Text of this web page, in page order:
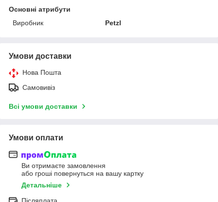
Основні атрибути
Виробник
Petzl
Умови доставки
Нова Пошта
Самовивіз
Всі умови доставки
Умови оплати
Ви отримаєте замовлення
або гроші повернуться на вашу картку
Детальніше